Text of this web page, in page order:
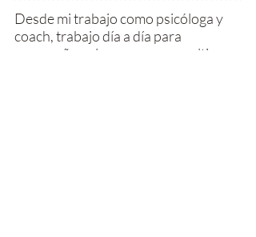
Desde mi trabajo como psicóloga y
coach, trabajo día a día para
acompañar a las personas a cultivar